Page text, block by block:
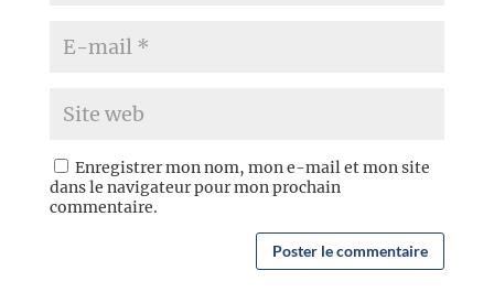
Enregistrer mon nom, mon e-mail et mon site
dans le navigateur pour mon prochain
commentaire.